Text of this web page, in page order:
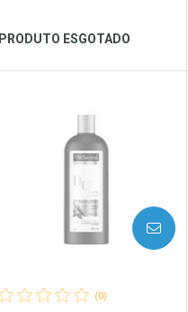
Ver Desconto Convênio
PRODUTO ESGOTADO
Laboratório
Por Menos
(0)
AVISE-ME